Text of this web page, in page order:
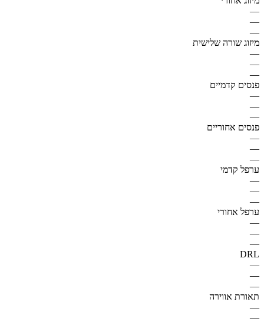
—
—
—
מיזוג שורה שלישית
—
—
—
פנסים קדמיים
—
—
—
פנסים אחוריים
—
—
—
ערפל קדמי
—
—
—
ערפל אחורי
—
—
—
DRL
—
—
—
תאורת אווירה
—
—